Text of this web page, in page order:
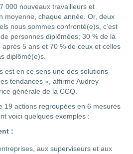
000 nouveaux travailleurs et
moyenne, chaque année. Or, deux
nous sommes confronté(e)s, c’est
personnes diplômées; 30 % de la
5 ans et 70 % de ceux et celles
diplômé(e)s.
est en ce sens une des solutions
tendances », affirme Audrey
générale de la CCQ.
19 actions regroupées en 6 mesures
voici quelques exemples :
:
aux superviseurs et aux